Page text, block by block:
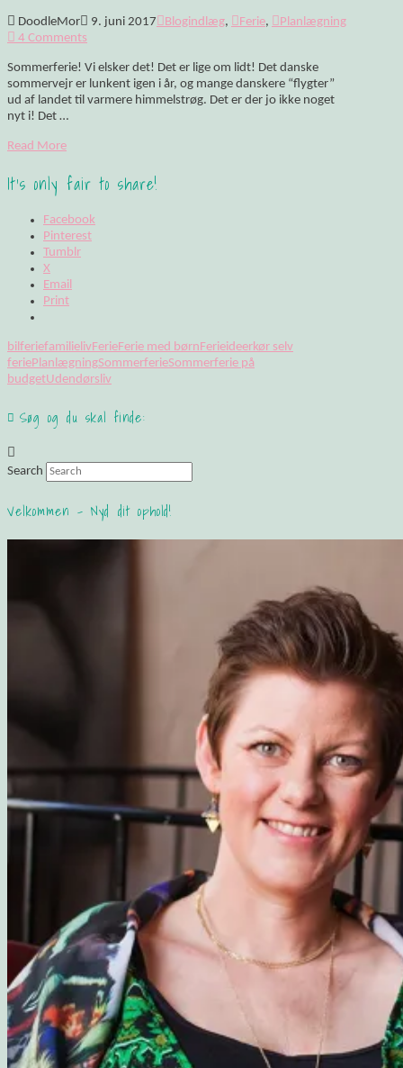
DoodleMor 9. juni 2017 Blogindlæg, Ferie,
Planlægning
4 Comments
Sommerferie! Vi elsker det! Det er lige om lidt! Det danske
sommervejr er lunkent igen i år, og mange danskere “flygter”
ud af landet til varmere himmelstrøg. Det er der jo ikke noget
nyt i! Det …
Read More
It's only fair to share!
Facebook
Pinterest
Tumblr
X
Email
Print
bilferiefamilielivFerieFerie med børnFerieideerkør selv
feriePlanlægningSommerferieSommerferie på
budgetUdendørsliv
Søg og du skal finde:
Search
Velkommen – Nyd dit ophold!